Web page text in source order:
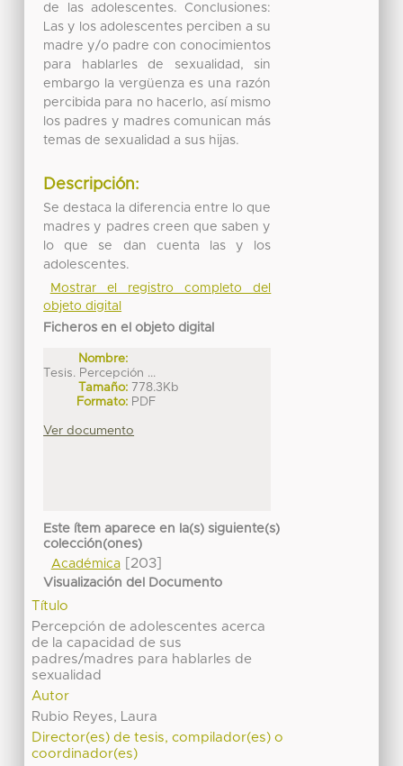
de las adolescentes. Conclusiones:
Las y los adolescentes perciben a su
madre y/o padre con conocimientos
para hablarles de sexualidad, sin
embargo la vergüenza es una razón
percibida para no hacerlo, así mismo
los padres y madres comunican más
temas de sexualidad a sus hijas.
Descripción:
Se destaca la diferencia entre lo que
madres y padres creen que saben y
lo que se dan cuenta las y los
adolescentes.
Mostrar el registro completo del
objeto digital
Ficheros en el objeto digital
Nombre:
Tesis. Percepción ...
Tamaño: 778.3Kb
Formato: PDF
Ver documento
Este ítem aparece en la(s) siguiente(s)
colección(ones)
Académica[203]
Visualización del Documento
Título
Percepción de adolescentes acerca
de la capacidad de sus
padres/madres para hablarles de
sexualidad
Autor
Rubio Reyes, Laura
Director(es) de tesis, compilador(es) o
coordinador(es)